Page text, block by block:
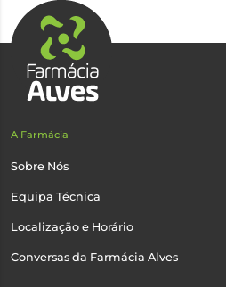
A Farmácia
Sobre Nós
Equipa Técnica
Localização e Horário
Conversas da Farmácia Alves